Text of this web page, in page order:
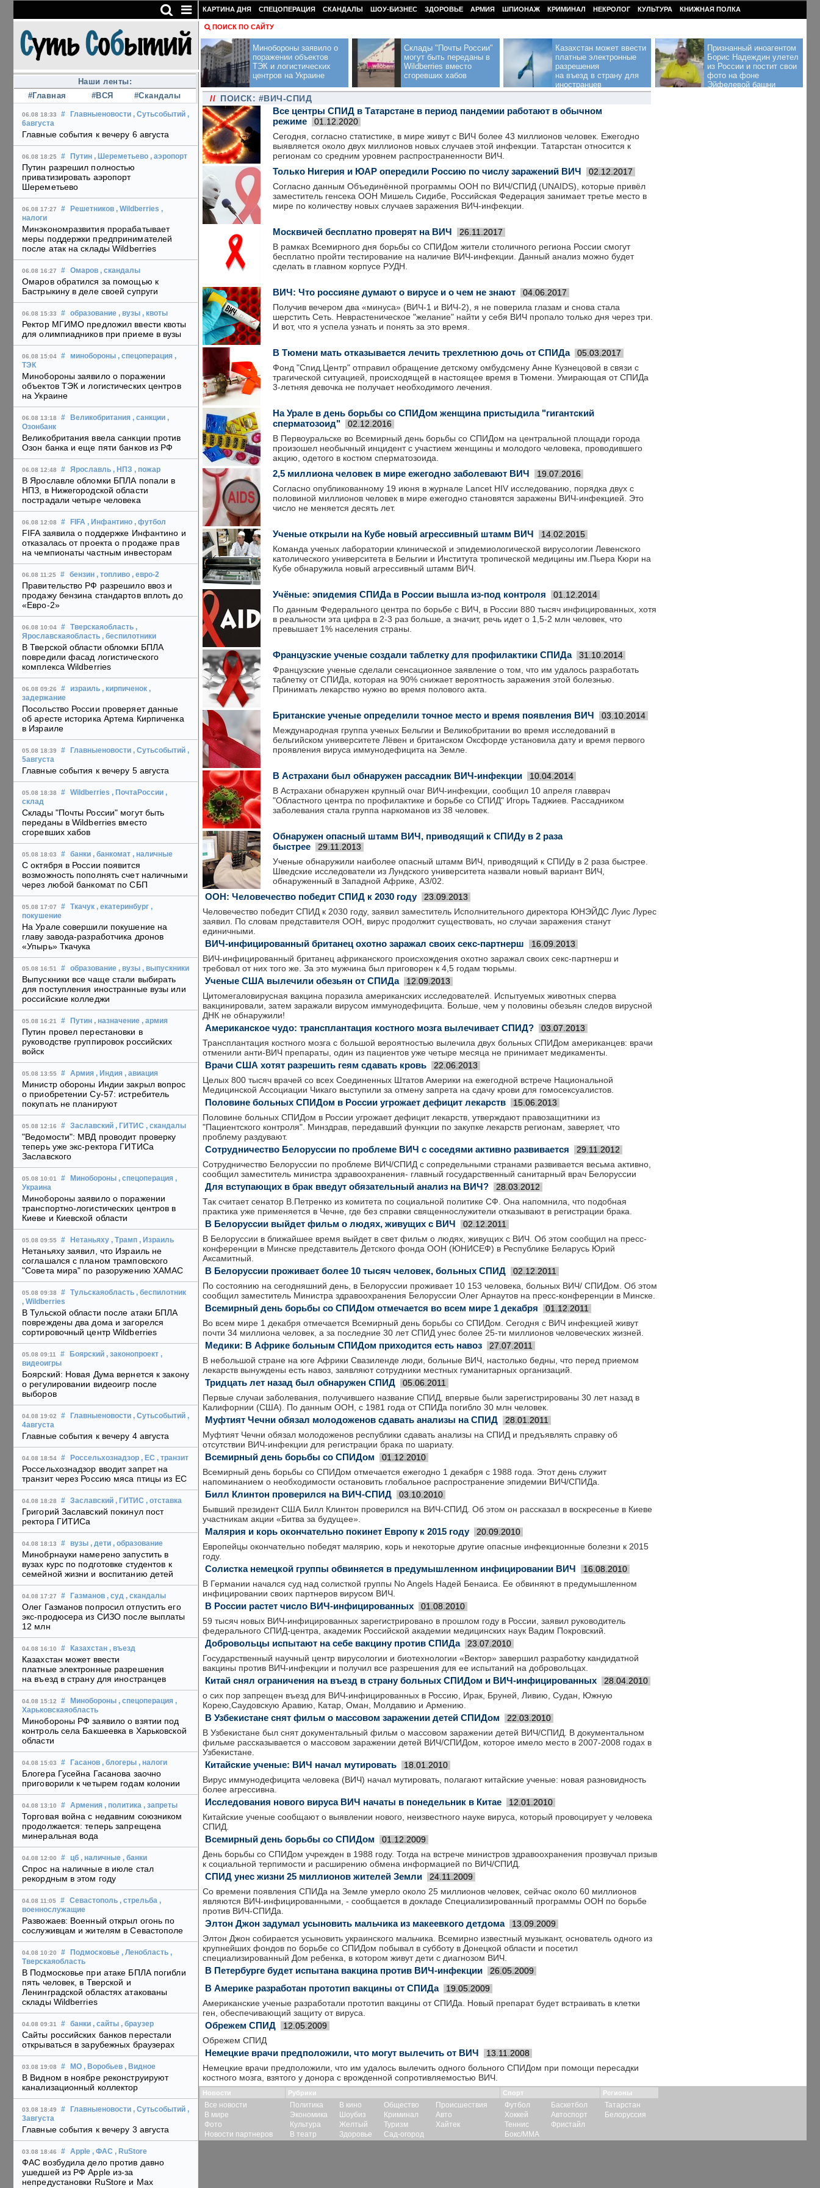
Наши ленты:
#Главная
#ВСЯ #Скандалы
06.08 18:33 # Главныеновости , Сутьсобытий ,
6августа
Главные события к вечеру 6 августа
06.08 18:25 # Путин , Шереметьево , аэропорт
Путин разрешил полностью
приватизировать аэропорт
Шереметьево
06.08 17:27 # Решетников , Wildberries ,
налоги
Минэкономразвития прорабатывает
меры поддержки предпринимателей
после атак на склады Wildberries
06.08 16:27 # Омаров , скандалы
Омаров обратился за помощью к
Бастрыкину в деле своей супруги
06.08 15:33 # образование , вузы , квоты
Ректор МГИМО предложил ввести квоты
для олимпиадников при приеме в вузы
06.08 15:04 # минобороны , спецоперация ,
ТЭК
Минобороны заявило о поражении
объектов ТЭК и логистических центров
на Украине
06.08 13:18 # Великобритания , санкции ,
Озонбанк
Великобритания ввела санкции против
Озон банка и еще пяти банков из РФ
06.08 12:48 # Ярославль , НПЗ , пожар
В Ярославле обломки БПЛА попали в
НПЗ, в Нижегородской области
пострадали четыре человека
06.08 12:08 # FIFA , Инфантино , футбол
FIFA заявила о поддержке Инфантино и
отказалась от проекта о продаже прав
на чемпионаты частным инвесторам
06.08 11:25 # бензин , топливо , евро-2
Правительство РФ разрешило ввоз и
продажу бензина стандартов вплоть до
«Евро-2»
06.08 10:04 # Тверскаяобласть ,
Ярославскаяобласть , беспилотники
В Тверской области обломки БПЛА
повредили фасад логистического
комплекса Wildberries
06.08 09:26 # израиль , кирпиченок ,
задержание
Посольство России проверяет данные
об аресте историка Артема Кирпиченка
в Израиле
05.08 18:39 # Главныеновости , Сутьсобытий ,
5августа
Главные события к вечеру 5 августа
05.08 18:38 # Wildberries , ПочтаРоссии ,
склад
Склады "Почты России" могут быть
переданы в Wildberries вместо
сгоревших хабов
05.08 18:03 # банки , банкомат , наличные
С октября в России появится
возможность пополнять счет наличными
через любой банкомат по СБП
05.08 17:07 # Ткачук , екатеринбург ,
покушение
На Урале совершили покушение на
главу завода-разработчика дронов
«Упырь» Ткачука
05.08 16:51 # образование , вузы , выпускники
Выпускники все чаще стали выбирать
для поступления иностранные вузы или
российские колледжи
05.08 16:21 # Путин , назначение , армия
Путин провел перестановки в
руководстве группировок российских
войск
05.08 13:55 # Армия , Индия , авиация
Министр обороны Индии закрыл вопрос
о приобретении Су-57: истребитель
покупать не планируют
05.08 12:16 # Заславский , ГИТИС , скандалы
"Ведомости": МВД проводит проверку
теперь уже экс-ректора ГИТИСа
Заславского
05.08 10:01 # Минобороны , спецоперация ,
Украина
Минобороны заявило о поражении
транспортно-логистических центров в
Киеве и Киевской области
05.08 09:55 # Нетаньяху , Трамп , Израиль
Нетаньяху заявил, что Израиль не
соглашался с планом трамповского
"Совета мира" по разоружению ХАМАС
05.08 09:38 # Тульскаяобласть , беспилотник
, Wildberries
В Тульской области после атаки БПЛА
повреждены два дома и загорелся
сортировочный центр Wildberries
05.08 09:11 # Боярский , законопроект ,
видеоигры
Боярский: Новая Дума вернется к закону
о регулировании видеоигр после
выборов
04.08 19:02 # Главныеновости , Сутьсобытий ,
4августа
Главные события к вечеру 4 августа
04.08 18:54 # Россельхознадзор , ЕС , транзит
Россельхознадзор вводит запрет на
транзит через Россию мяса птицы из ЕС
04.08 18:28 # Заславский , ГИТИС , отставка
Григорий Заславский покинул пост
ректора ГИТИСа
04.08 18:13 # вузы , дети , образование
Минобрнауки намерено запустить в
вузах курс по подготовке студентов к
семейной жизни и воспитанию детей
04.08 17:27 # Газманов , суд , скандалы
Олег Газманов попросил отпустить его
экс-продюсера из СИЗО после выплаты
12 млн
04.08 16:10 # Казахстан , въезд
Казахстан может ввести
платные электронные разрешения
на въезд в страну для иностранцев
04.08 15:12 # Минобороны , спецоперация ,
Харьковскаяобласть
Минобороны РФ заявило о взятии под
контроль села Бакшеевка в Харьковской
области
04.08 15:03 # Гасанов , блогеры , налоги
Блогера Гусейна Гасанова заочно
приговорили к четырем годам колонии
04.08 13:10 # Армения , политика , запреты
Торговая война с недавним союзником
продолжается: теперь запрещена
минеральная вода
04.08 12:00 # цб , наличные , банки
Спрос на наличные в июле стал
рекордным в этом году
04.08 11:05 # Севастополь , стрельба ,
военнослужащие
Развожаев: Военный открыл огонь по
сослуживцам и жителям в Севастополе
04.08 10:20 # Подмосковье , Ленобласть ,
Тверскаяобласть
В Подмосковье при атаке БПЛА погибли
пять человек, в Тверской и
Ленинградской областях атакованы
склады Wildberries
04.08 09:31 # банки , сайты , браузер
Сайты российских банков перестали
открываться в зарубежных браузерах
03.08 19:08 # МО , Воробьев , Видное
В Видном в ноябре реконструируют
канализационный коллектор
03.08 18:49 # Главныеновости , Сутьсобытий ,
3августа
Главные события к вечеру 3 августа
03.08 18:46 # Apple , ФАС , RuStore
ФАС возбудила дело против давно
ушедшей из РФ Apple из-за
непредустановки RuStore и Max
КАРТИНА ДНЯ СПЕЦОПЕРАЦИЯ СКАНДАЛЫ ШОУ-БИЗНЕС ЗДОРОВЬЕ АРМИЯ ШПИОНАЖ КРИМИНАЛ НЕКРОЛОГ КУЛЬТУРА КНИЖНАЯ ПОЛКА
ПОИСК ПО САЙТУ
Минобороны заявило о
поражении объектов
ТЭК и логистических
центров на Украине
Склады "Почты России"
могут быть переданы в
Wildberries вместо
сгоревших хабов
Казахстан может ввести
платные электронные
разрешения
на въезд в страну для
иностранцев
Признанный иноагентом
Борис Надеждин улетел
из России и постит свои
фото на фоне
Эйфелевой башни
// ПОИСК: #ВИЧ-СПИД
Все центры СПИД в Татарстане в период пандемии работают в обычном
режиме
01.12.2020
Сегодня, согласно статистике, в мире живут с ВИЧ более 43 миллионов человек. Ежегодно
выявляется около двух миллионов новых случаев этой инфекции. Татарстан относится к
регионам со средним уровнем распространенности ВИЧ.
Только Нигерия и ЮАР опередили Россию по числу заражений ВИЧ 02.12.2017
Согласно данным Объединённой программы ООН по ВИЧ/СПИД (UNAIDS), которые привёл
заместитель генсека ООН Мишель Сидибе, Российская Федерация занимает третье место в
мире по количеству новых случаев заражения ВИЧ-инфекции.
Москвичей бесплатно проверят на ВИЧ 26.11.2017
В рамках Всемирного дня борьбы со СПИДом жители столичного региона России смогут
бесплатно пройти тестирование на наличие ВИЧ-инфекции. Данный анализ можно будет
сделать в главном корпусе РУДН.
ВИЧ: Что россияне думают о вирусе и о чем не знают 04.06.2017
Получив вечером два «минуса» (ВИЧ-1 и ВИЧ-2), я не поверила глазам и снова стала
шерстить Сеть. Неврастеническое "желание" найти у себя ВИЧ пропало только дня через три.
И вот, что я успела узнать и понять за это время.
В Тюмени мать отказывается лечить трехлетнюю дочь от СПИДа 05.03.2017
Фонд "Спид.Центр" отправил обращение детскому омбудсмену Анне Кузнецовой в связи с
трагической ситуацией, происходящей в настоящее время в Тюмени. Умирающая от СПИДа
3-летняя девочка не получает необходимого лечения.
На Урале в день борьбы со СПИДом женщина пристыдила "гигантский
сперматозоид"
02.12.2016
В Первоуральске во Всемирный день борьбы со СПИДом на центральной площади города
произошел необычный инцидент с участием женщины и молодого человека, проводившего
акцию, одетого в костюм сперматозоида.
2,5 миллиона человек в мире ежегодно заболевают ВИЧ 19.07.2016
Согласно опубликованному 19 июня в журнале Lancet HIV исследованию, порядка двух с
половиной миллионов человек в мире ежегодно становятся заражены ВИЧ-инфекцией. Это
число не меняется десять лет.
Ученые открыли на Кубе новый агрессивный штамм ВИЧ 14.02.2015
Команда ученых лаборатории клинической и эпидемиологической вирусологии Левенского
католического университета в Бельгии и Института тропической медицины им.Пьера Кюри на
Кубе обнаружила новый агрессивный штамм ВИЧ.
Учёные: эпидемия СПИДа в России вышла из-под контроля 01.12.2014
По данным Федерального центра по борьбе с ВИЧ, в России 880 тысяч инфицированных, хотя
в реальности эта цифра в 2-3 раз больше, а значит, речь идет о 1,5-2 млн человек, что
превышает 1% населения страны.
Французские ученые создали таблетку для профилактики СПИДа 31.10.2014
Французские ученые сделали сенсационное заявление о том, что им удалось разработать
таблетку от СПИДа, которая на 90% снижает вероятность заражения этой болезнью.
Принимать лекарство нужно во время полового акта.
Британские ученые определили точное место и время появления ВИЧ 03.10.2014
Международная группа ученых Бельгии и Великобритании во время исследований в
бельгийском университете Лёвен и британском Оксфорде установила дату и время первого
проявления вируса иммунодефицита на Земле.
В Астрахани был обнаружен рассадник ВИЧ-инфекции 10.04.2014
В Астрахани обнаружен крупный очаг ВИЧ-инфекции, сообщил 10 апреля главврач
"Областного центра по профилактике и борьбе со СПИД" Игорь Таджиев. Рассадником
заболевания стала группа наркоманов из 38 человек.
Обнаружен опасный штамм ВИЧ, приводящий к СПИДу в 2 раза
быстрее
29.11.2013
Ученые обнаружили наиболее опасный штамм ВИЧ, приводящий к СПИДу в 2 раза быстрее.
Шведские исследователи из Лундского университета назвали новый вариант ВИЧ,
обнаруженный в Западной Африке, А3/02.
ООН: Человечество победит СПИД к 2030 году 23.09.2013
Человечество победит СПИД к 2030 году, заявил заместитель Исполнительного директора ЮНЭЙДС Луис Лурес
заявил. По словам представителя ООН, вирус продолжит существовать, но случаи заражения станут
единичными.
ВИЧ-инфицированный британец охотно заражал своих секс-партнерш 16.09.2013
ВИЧ-инфицированный британец африканского происхождения охотно заражал своих секс-партнерш и
требовал от них того же. За это мужчина был приговорен к 4,5 годам тюрьмы.
Ученые США вылечили обезьян от СПИДа 12.09.2013
Цитомегаловирусная вакцина поразила американских исследователей. Испытуемых животных сперва
вакцинировали, затем заражали вирусом иммунодефицита. Больше, чем у половины обезьян следов вирусной
ДНК не обнаружили!
Американское чудо: трансплантация костного мозга вылечивает СПИД? 03.07.2013
Трансплантация костного мозга с большой вероятностью вылечила двух больных СПИДом американцев: врачи
отменили анти-ВИЧ препараты, один из пациентов уже четыре месяца не принимает медикаменты.
Врачи США хотят разрешить геям сдавать кровь 22.06.2013
Целых 800 тысяч врачей со всех Соединенных Штатов Америки на ежегодной встрече Национальной
Медицинской Ассоциации Чикаго выступили за отмену запрета на сдачу крови для гомосексуалистов.
Половине больных СПИДом в России угрожает дефицит лекарств 15.06.2013
Половине больных СПИДом в России угрожает дефицит лекарств, утверждают правозащитники из
"Пациентского контроля". Минздрав, передавший функции по закупке лекарств регионам, заверяет, что
проблему раздувают.
Сотрудничество Белоруссии по проблеме ВИЧ с соседями активно развивается 29.11.2012
Сотрудниче­ство Белоруссии­ по проблеме ВИЧ/СПИД с сопредельн­ыми странами развиваетс­я весьма активно,
сообщил заместител­ь министра здравоохра­нения- главный государств­енный санитарный­ врач Белоруссии
Для вступающих в брак введут обязательный анализ на ВИЧ? 28.03.2012
Так считает сенатор В.Петренко из комитета по социальной политике СФ. Она напомнила, что подобная
практика уже применяется в Чечне, где без справки священнослужители отказывают в регистрации брака.
В Белоруссии выйдет фильм о людях, живущих с ВИЧ 02.12.2011
В Белоруссии в ближайшее время выйдет в свет фильм о людях, живущих с ВИЧ. Об этом сообщил на пресс-
конференции в Минске представитель Детского фонда ООН (ЮНИСЕФ) в Республике Беларусь Юрий
Аксамитный.
В Белоруссии проживает более 10 тысяч человек, больных СПИД 02.12.2011
По состоянию на сегодняшний день, в Белоруссии проживает 10 153 человека, больных ВИЧ/ СПИДом. Об этом
сообщил заместитель Министра здравоохранения Белоруссии Олег Арнаутов на пресс-конференции в Минске.
Всемирный день борьбы со СПИДом отмечается во всем мире 1 декабря 01.12.2011
Во всем мире 1 декабря отмечается Всемирный день борьбы со СПИДом. Сегодня с ВИЧ инфекцией живут
почти 34 миллиона человек, а за последние 30 лет СПИД унес более 25-ти миллионов человеческих жизней.
Медики: В Африке больным СПИДом приходится есть навоз 27.07.2011
В небольшой стране на юге Африки Свазиленде люди, больные ВИЧ, настолько бедны, что перед приемом
лекарств вынуждены есть навоз, заявляют сотрудники местных гуманитарных организаций.
Тридцать лет назад был обнаружен СПИД 05.06.2011
Первые случаи заболевания, получившего название СПИД, впервые были зарегистрированы 30 лет назад в
Калифорнии (США). По данным ООН, с 1981 года от СПИДа погибло 30 млн человек.
Муфтият Чечни обязал молодоженов сдавать анализы на СПИД 28.01.2011
Муфтият Чечни обязал молодоженов республики сдавать анализы на СПИД и предъявлять справку об
отсутствии ВИЧ-инфекции для регистрации брака по шариату.
Всемирный день борьбы со СПИДом 01.12.2010
Всемирный день борьбы со СПИДом отмечается ежегодно 1 декабря с 1988 года. Этот день служит
напоминанием о необходимости остановить глобальное распространение эпидемии ВИЧ/СПИДа.
Билл Клинтон проверился на ВИЧ-СПИД 03.10.2010
Бывший президент США Билл Клинтон проверился на ВИЧ-СПИД. Об этом он рассказал в воскресенье в Киеве
участникам акции «Битва за будущее».
Малярия и корь окончательно покинет Европу к 2015 году 20.09.2010
Европейцы окончательно победят малярию, корь и некоторые другие опасные инфекционные болезни к 2015
году.
Солистка немецкой группы обвиняется в предумышленном инфицировании ВИЧ 16.08.2010
В Германии начался суд над солисткой группы No Angels Надей Бенаиса. Ее обвиняют в предумышленном
инфицировании своих партнеров вирусом ВИЧ.
В России растет число ВИЧ-инфицированных 01.08.2010
59 тысяч новых ВИЧ-инфицированных зарегистрировано в прошлом году в России, заявил руководитель
федерального СПИД-центра, академик Российской академии медицинских наук Вадим Покровский.
Добровольцы испытают на себе вакцину против СПИДа 23.07.2010
Государственный научный центр вирусологии и биотехнологии «Вектор» завершил разработку кандидатной
вакцины против ВИЧ-инфекции и получил все разрешения для ее испытаний на добровольцах.
Китай снял ограничения на въезд в страну больных СПИДом и ВИЧ-инфицированных 28.04.2010
о сих пор запрещен въезд для ВИЧ-инфицированных в Россию, Ирак, Бруней, Ливию, Судан, Южную
Корею,Саудовскую Аравию, Катар, Оман, Молдавию и Армению.
В Узбекистане снят фильм о массовом заражении детей СПИДом 22.03.2010
В Узбекистане был снят документальный фильм о массовом заражении детей ВИЧ/СПИД. В документальном
фильме рассказывается о массовом заражении детей ВИЧ/СПИДом, которое имело место в 2007-2008 годах в
Узбекистане.
Китайские ученые: ВИЧ начал мутировать 18.01.2010
Вирус иммунодефицита человека (ВИЧ) начал мутировать, полагают китайские ученые: новая разновидность
более агрессивна.
Исследования нового вируса ВИЧ начаты в понедельник в Китае 12.01.2010
Китайские ученые сообщают о выявлении нового, неизвестного науке вируса, который провоцирует у человека
СПИД.
Всемирный день борьбы со СПИДом 01.12.2009
День борьбы со СПИДом учрежден в 1988 году. Тогда на встрече министров здравоохранения прозвучал призыв
к социальной терпимости и расширению обмена информацией по ВИЧ/СПИД.
СПИД унес жизни 25 миллионов жителей Земли 24.11.2009
Со времени появления СПИДа на Земле умерло около 25 миллионов человек, сейчас около 60 миллионов
являются ВИЧ-инфицированными, - сообщается в докладе Специализированный программы ООН по борьбе
против ВИЧ-СПИДа.
Элтон Джон задумал усыновить мальчика из макеевкого детдома 13.09.2009
Элтон Джон собирается усыновить украинского мальчика. Всемирно известный музыкант, основатель одного из
крупнейших фондов по борьбе со СПИДом побывал в субботу в Донецкой области и посетил
специализированный Дом ребенка, в котором живут дети с диагнозом ВИЧ.
В Петербурге будет испытана вакцина против ВИЧ-инфекции 26.05.2009
В Америке разработан прототип вакцины от СПИДа 19.05.2009
Американские ученые разработали прототип вакцины от СПИДа. Новый препарат будет встраивать в клетки
ген, обеспечивающий защиту от вируса.
Обрежем СПИД 12.05.2009
Обрежем СПИД
Немецкие врачи предположили, что могут вылечить от ВИЧ 13.11.2008
Немецкие врачи предположили, что им удалось вылечить одного больного СПИДом при помощи пересадки
костного мозга, взятого у донора с врожденной сопротивляемостью ВИЧ.
Новости
Все новости
В мире
Фото
Новости партнеров
Рубрики
Политика
Экономика
Культура
В театр
В кино
Шоубиз
Желтый
Здоровье
Общество
Криминал
Туризм
Сад-огород
Происшествия
Авто
Хайтек
Спорт
Футбол
Хоккей
Теннис
Бокс/ММА
Баскетбол
Автоспорт
Фристайл
Регионы
Татарстан
Белоруссия